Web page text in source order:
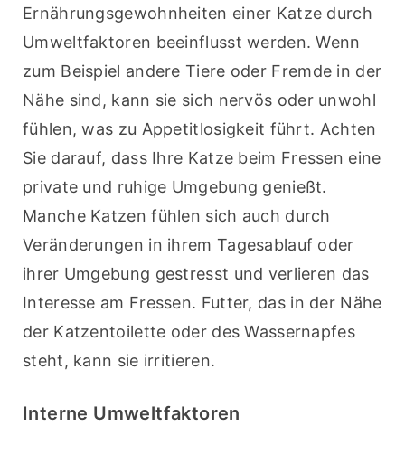
Ernährungsgewohnheiten einer Katze durch
Umweltfaktoren beeinflusst werden. Wenn
zum Beispiel andere Tiere oder Fremde in der
Nähe sind, kann sie sich nervös oder unwohl
fühlen, was zu Appetitlosigkeit führt. Achten
Sie darauf, dass Ihre Katze beim Fressen eine
private und ruhige Umgebung genießt.
Manche Katzen fühlen sich auch durch
Veränderungen in ihrem Tagesablauf oder
ihrer Umgebung gestresst und verlieren das
Interesse am Fressen. Futter, das in der Nähe
der Katzentoilette oder des Wassernapfes
steht, kann sie irritieren.
Interne Umweltfaktoren